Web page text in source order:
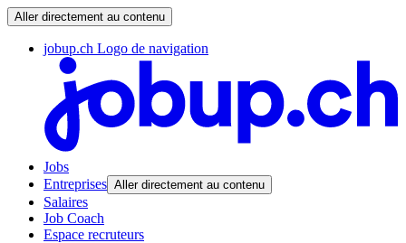
Aller directement au contenu
jobup.ch Logo de navigation
Jobs
Entreprises Aller directement au contenu
Salaires
Job Coach
Espace recruteurs